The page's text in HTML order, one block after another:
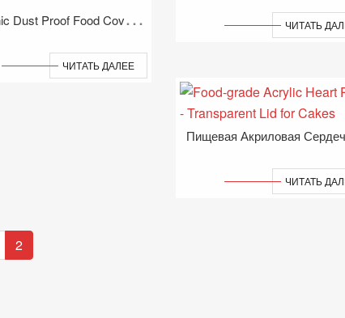
H
Ygienic Dust Proof Food Cover — Акриловая Крышка Для Металлических Лотков
ЧИТАТЬ ДАЛЕЕ
ЧИТАТЬ
ЧИТАТЬ
2